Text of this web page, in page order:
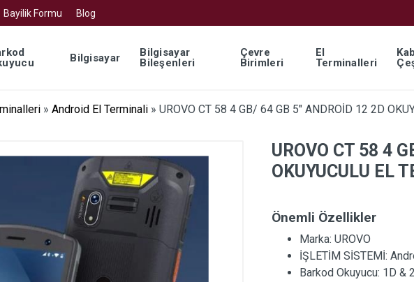
Bayilik Formu Blog
Bilgisayar
Bilgisayar
Bileşenleri
Çevre
Birimleri
El
Terminalleri
» Android El Terminali » UROVO CT 58 4 GB/ 64 GB 5″ ANDROİD 12 2D
UROVO CT 58 4
OKUYUCULU EL
Önemli Özellikler
Marka: UROVO
İŞLETİM SİSTEMİ:
Barkod Okuyucu: 1D &